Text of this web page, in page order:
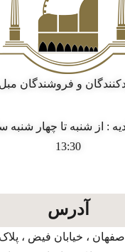
و فروشندگان
13:30
آدرس
، خیابان فیض ، پلاک